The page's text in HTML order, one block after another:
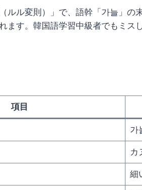
ルル変則）」で、語幹「가늘」の
ます。韓国語学習中級者でもミ
項目
가
カ
細